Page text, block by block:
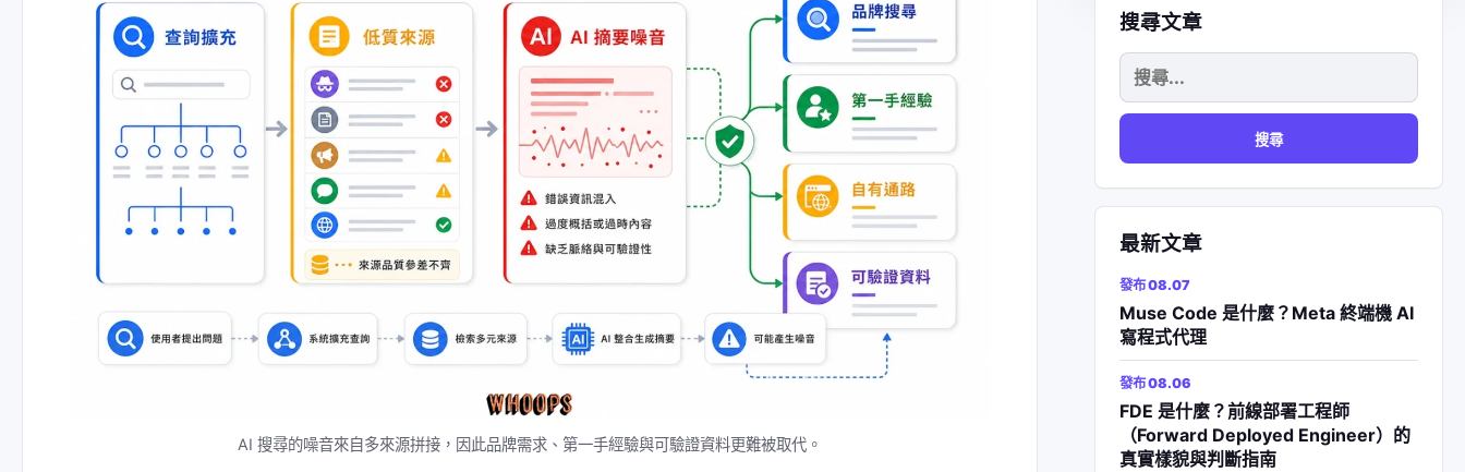
AI 搜尋的噪音來自多來源拼接，因此品牌需求、第一手經驗與可驗證資料更難被取代。
搜尋文章
尋
關
鍵
字:
最新文章
發布 08.07
Muse Code 是什麼？Meta 終端機 AI
寫程式代理
發布 08.06
FDE 是什麼？前線部署工程師
（Forward Deployed Engineer）的
真實樣貌與判斷指南